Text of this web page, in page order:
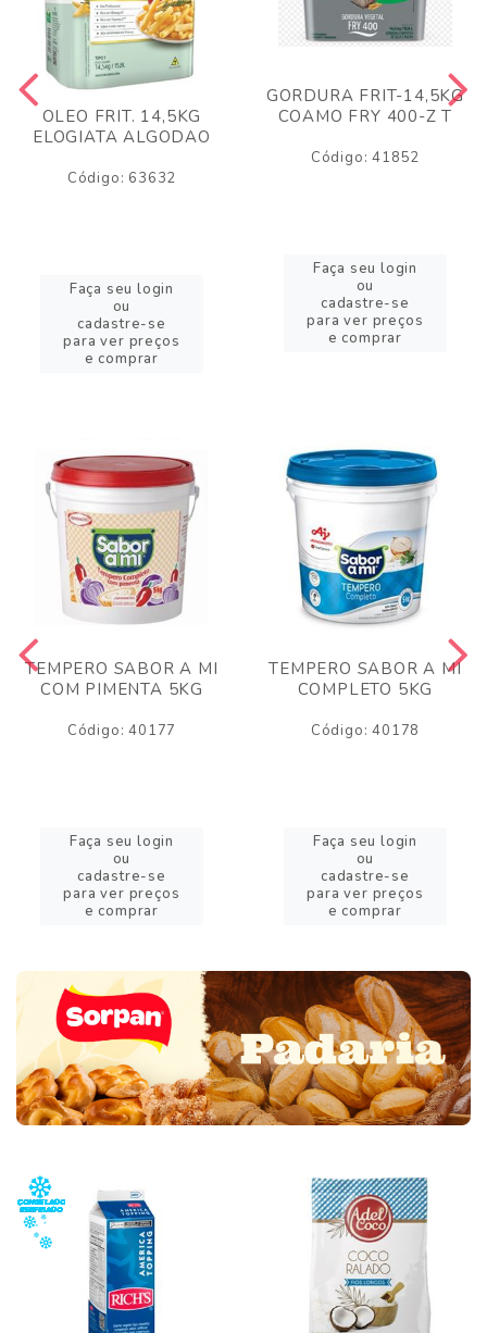
OLEO FRIT. 14,5KG
ELOGIATA ALGODAO
Código: 63632
Faça seu login
ou
cadastre-se
para ver preços
e comprar
GORDURA FRIT-14,5KG
COAMO FRY 400-Z T
Código: 41852
Faça seu login
ou
cadastre-se
para ver preços
e comprar
TEMPERO SABOR A MI
COM PIMENTA 5KG
Código: 40177
Faça seu login
ou
cadastre-se
para ver preços
e comprar
TEMPERO SABOR A MI
COMPLETO 5KG
Código: 40178
Faça seu login
ou
cadastre-se
para ver preços
e comprar